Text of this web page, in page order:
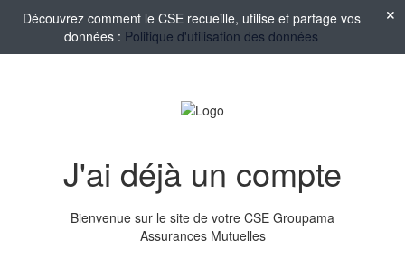
Découvrez comment le CSE recueille, utilise et partage vos
données : Politique d'utilisation des données
J'ai déjà un compte
Bienvenue sur le site de votre CSE Groupama
Assurances Mutuelles